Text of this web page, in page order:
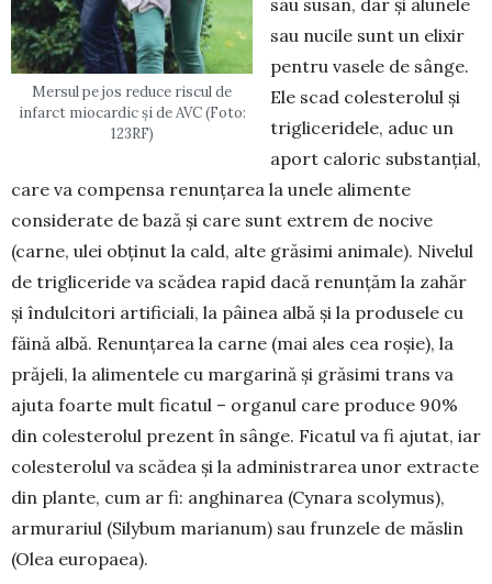
Mersul pe jos reduce riscul de
infarct miocardic și de AVC (Foto:
123RF)
sau nucile sunt un elixir
pentru vasele de sânge.
Ele scad colesterolul și
trigliceridele, aduc un
aport caloric substanţial,
care va compensa renunţarea la unele alimente
considerate de bază și care sunt extrem de nocive
(carne, ulei obţinut la cald, alte grăsimi animale). Nivelul
de trigliceride va scădea rapid dacă renunțăm la zahăr
și îndulcitori artificiali, la pâinea albă și la produsele cu
făină albă. Renunțarea la carne (mai ales cea roșie), la
prăjeli, la alimentele cu margarină și grăsimi trans va
ajuta foarte mult ficatul – organul care produce 90%
din colesterolul prezent în sânge. Ficatul va fi ajutat, iar
coleste­rolul va scădea și la adminis­trarea unor extracte
din plante, cum ar fi: anghina­rea (Cynara scolymus),
armurariul (Silybum ma­rianum) sau frunzele de măslin
(Olea europaea).